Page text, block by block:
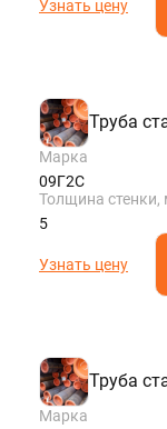
Узнать цену
Труба
Марка
09Г2С
Толщина стенки,
5
Узнать цену
Труба
Марка